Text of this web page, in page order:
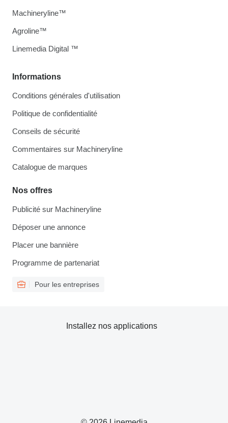
Informations
Conditions générales d'utilisation
Politique de confidentialité
Conseils de sécurité
Commentaires sur Machineryline
Catalogue de marques
Nos offres
Publicité sur Machineryline
Déposer une annonce
Placer une bannière
Programme de partenariat
Pour les entreprises
Machineryline™
Agroline™
Linemedia Digital ™
Installez nos applications